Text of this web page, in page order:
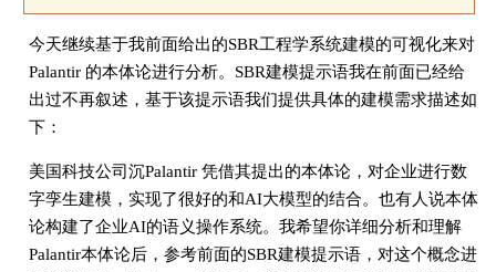
今天继续基于我前面给出的SBR工程学系统建模的可视化来对
Palantir 的本体论进行分析。SBR建模提示语我在前面已经给
出过不再叙述，基于该提示语我们提供具体的建模需求描述如
下：
美国科技公司沉Palantir 凭借其提出的本体论，对企业进行数
字孪生建模，实现了很好的和AI大模型的结合。也有人说本体
论构建了企业AI的语义操作系统。我希望你详细分析和理解
Palantir本体论后，参考前面的SBR建模提示语，对这个概念进